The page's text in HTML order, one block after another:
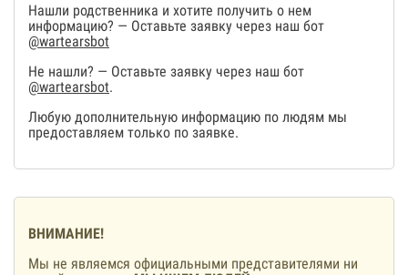
Нашли родственника и хотите получить о нем
информацию? — Оставьте заявку через наш бот
@wartearsbot
Не нашли? — Оставьте заявку через наш бот
@wartearsbot.
Любую дополнительную информацию по людям мы
предоставляем только по заявке.
ВНИМАНИЕ!
Мы не являемся официальными представителями ни